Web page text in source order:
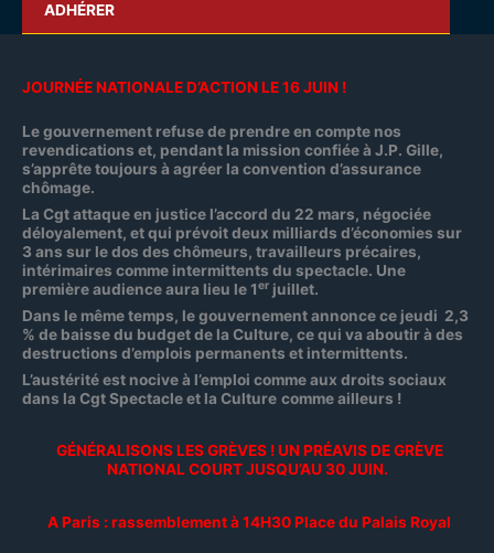
ADHÉRER
CHÔMAGE ET LES POLITIQUES D’AUSTÉRITÉ :
JOURNÉE NATIONALE D’ACTION LE 16 JUIN !
Le gouvernement refuse de prendre en compte nos
revendications et, pendant la mission confiée à J.P. Gille,
s’apprête toujours à agréer la convention d’assurance
chômage.
La Cgt attaque en justice l’accord du 22 mars, négociée
déloyalement, et qui prévoit deux milliards d’économies sur
3 ans sur le dos des chômeurs, travailleurs précaires,
intérimaires comme intermittents du spectacle. Une
première audience aura lieu le 1er juillet.
Dans le même temps, le gouvernement annonce ce jeudi 2,3
% de baisse du budget de la Culture, ce qui va aboutir à des
destructions d’emplois permanents et intermittents.
L’austérité est nocive à l’emploi comme aux droits sociaux
dans la Cgt Spectacle et la Culture comme ailleurs !
GÉNÉRALISONS LES GRÈVES ! UN PRÉAVIS DE GRÈVE
NATIONAL COURT JUSQU’AU 30 JUIN.
A Paris : rassemblement à 14H30 Place du Palais Royal